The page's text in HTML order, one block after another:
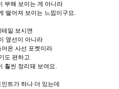
부해 보이는 게 아니라
떨어져 보이는 느낌이구요.
테일 보시면
옆선이 아니라
온 사선 포켓이라
도 편하고
훨씬 정리돼 보여요.
트가 하나 더 있는데